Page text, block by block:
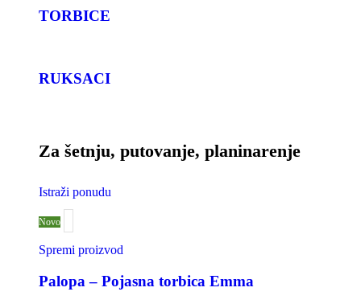
TORBICE
RUKSACI
Za šetnju, putovanje, planinarenje
Istraži ponudu
Novo
Spremi proizvod
Palopa – Pojasna torbica Emma